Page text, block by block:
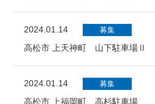
2024.01.14 募集
高松市 上天神町 山下駐車場Ⅱ
2024.01.14 募集
高松市 上福岡町 高杉駐車場